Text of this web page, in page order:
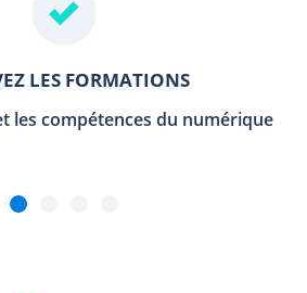
LES FORMATIONS
les compétences du numérique